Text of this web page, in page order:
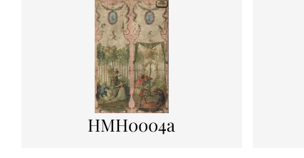
HMH0004a